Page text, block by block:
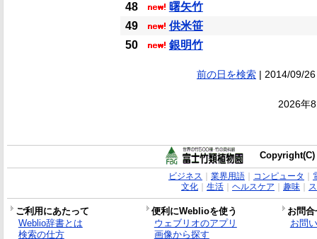
48
曙矢竹
49
供米笹
50
銀明竹
前の日を検索| 2014/09/
2026年
ビジネス 業界用語｜ コンピュータ
文化｜ 生活｜ ヘルスケア 趣味｜
ご利用にあたって 便利にWeblioを使う
お問
Weblio辞書とは
検索の仕方
ウェブリオのアプリ
画像から探す
お問